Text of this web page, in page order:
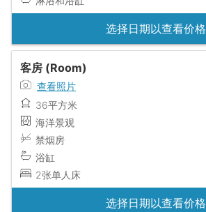
选择日期以查看价格
客房 (Room)
查看照片
36平方米
海洋景观
禁烟房
浴缸
2张单人床
选择日期以查看价格